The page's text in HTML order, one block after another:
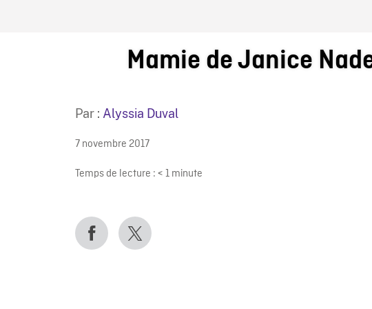
LIRE ONF
Mamie de Janice
Par : Alyssia Duval
7 novembre 2017
Temps de lecture : < 1 minute